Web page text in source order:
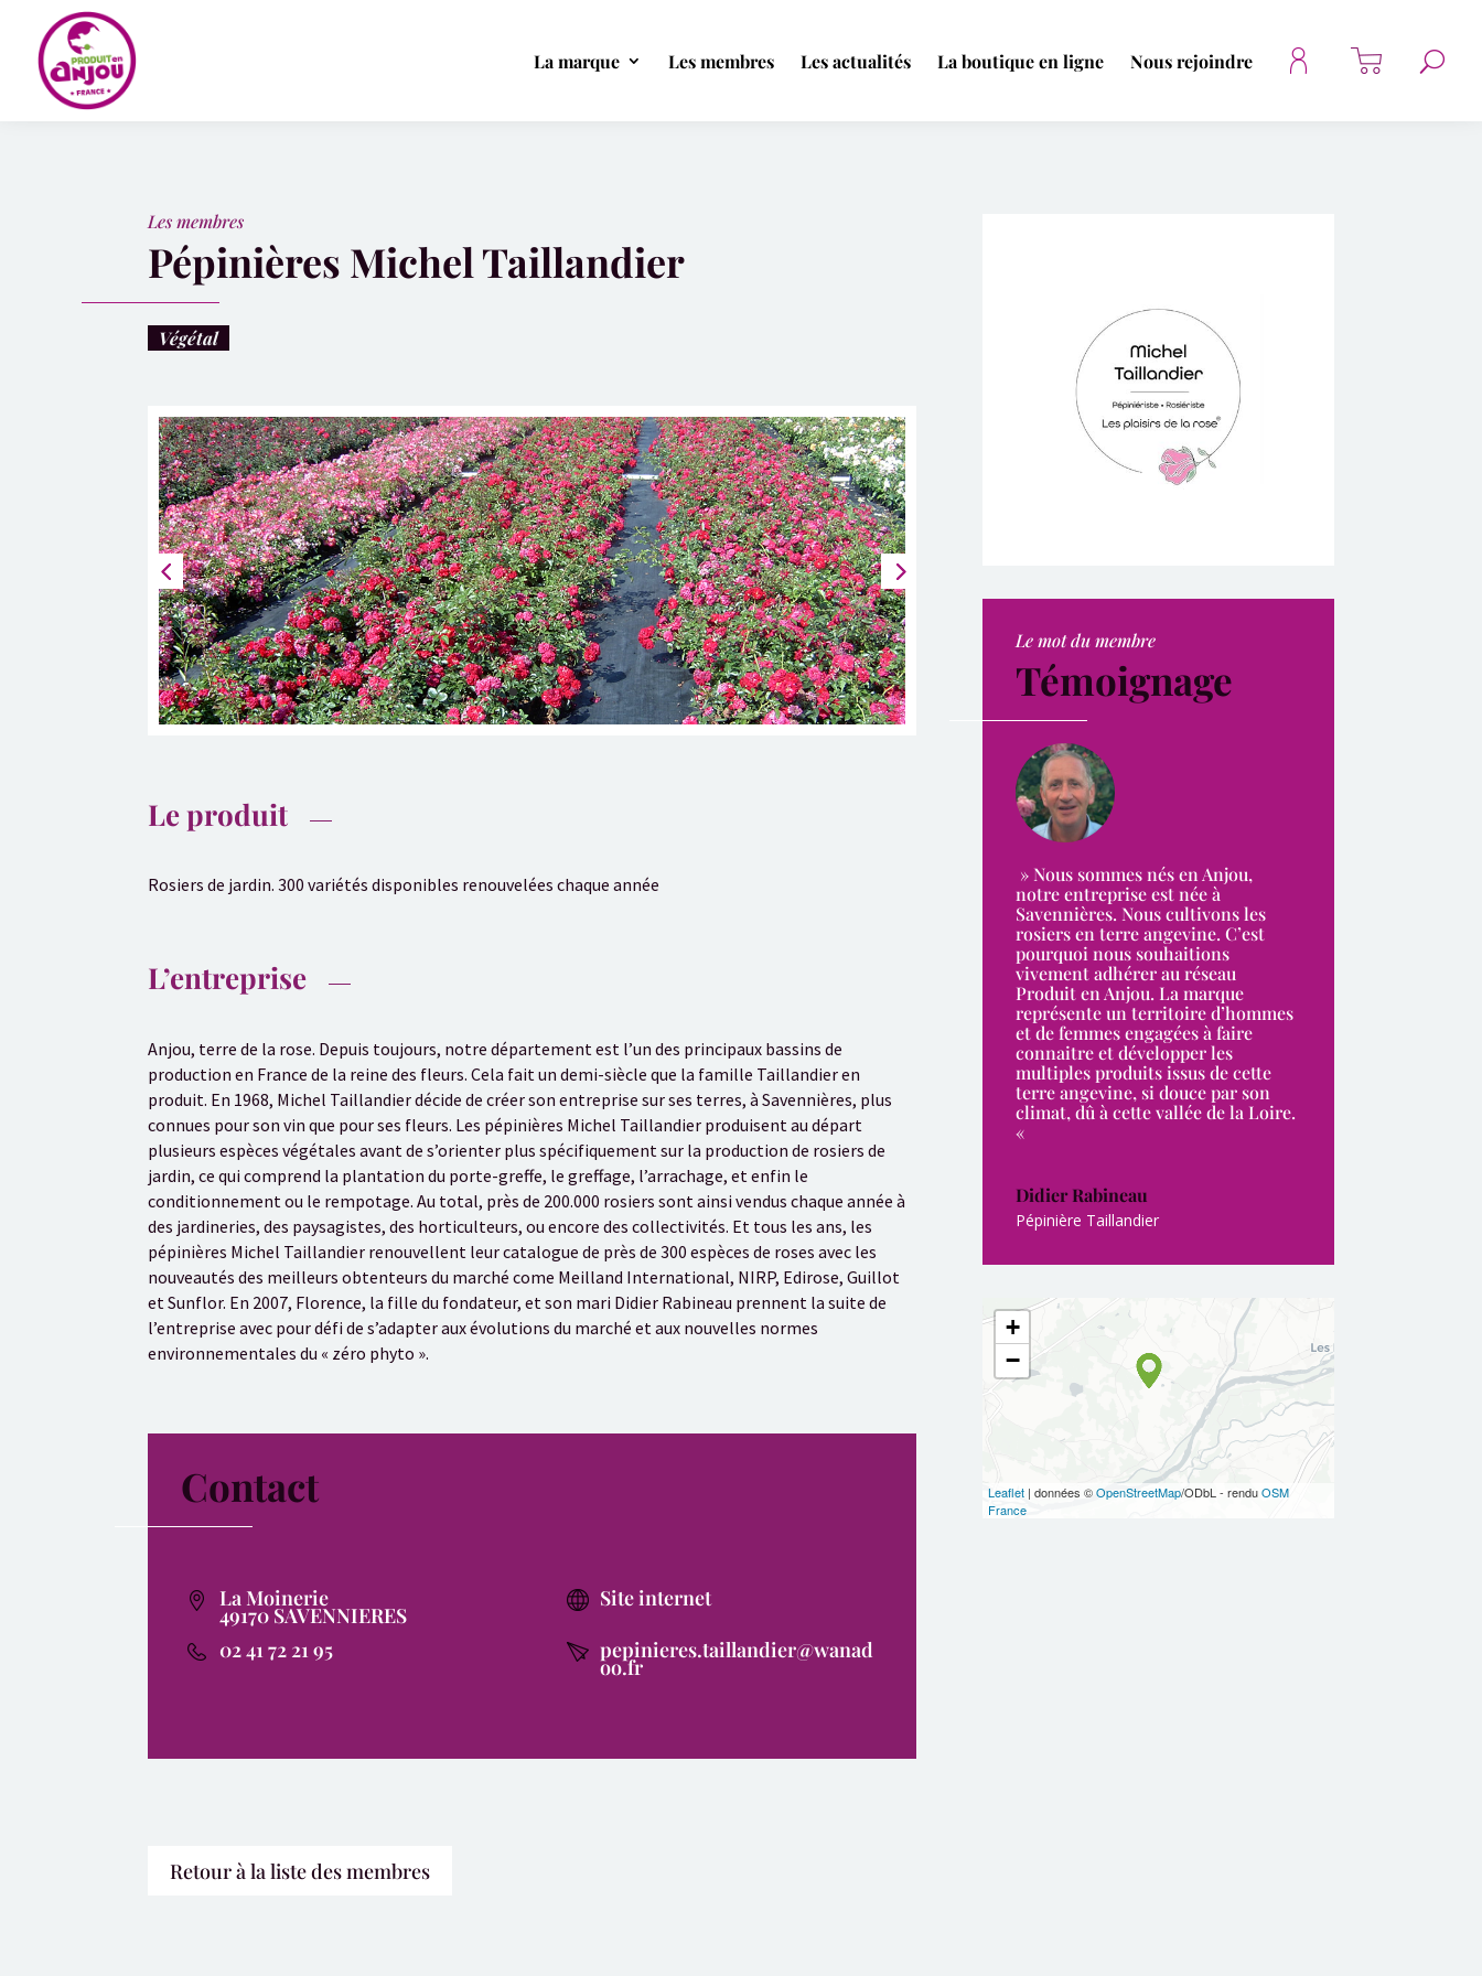
La marque Les membres Les actualités La boutique en ligne Nous rejoindre
Les membres
Pépinières Michel Taillandier
Végétal
Le produit
Rosiers de jardin. 300 variétés disponibles renouvelées chaque année
L’entreprise
Anjou, terre de la rose. Depuis toujours, notre département est l’un des principaux bassins de
production en France de la reine des fleurs. Cela fait un demi-siècle que la famille Taillandier en
produit. En 1968, Michel Taillandier décide de créer son entreprise sur ses terres, à Savennières, plus
connues pour son vin que pour ses fleurs. Les pépinières Michel Taillandier produisent au départ
plusieurs espèces végétales avant de s’orienter plus spécifiquement sur la production de rosiers de
jardin, ce qui comprend la plantation du porte-greffe, le greffage, l’arrachage, et enfin le
conditionnement ou le rempotage. Au total, près de 200.000 rosiers sont ainsi vendus chaque année à
des jardineries, des paysagistes, des horticulteurs, ou encore des collectivités. Et tous les ans, les
pépinières Michel Taillandier renouvellent leur catalogue de près de 300 espèces de roses avec les
nouveautés des meilleurs obtenteurs du marché come Meilland International, NIRP, Edirose, Guillot
et Sunflor. En 2007, Florence, la fille du fondateur, et son mari Didier Rabineau prennent la suite de
l’entreprise avec pour défi de s’adapter aux évolutions du marché et aux nouvelles normes
environnementales du « zéro phyto ».
Contact
La Moinerie
49170 SAVENNIERES
Site internet
02 41 72 21 95
pepinieres.taillandier@wanad
oo.fr
Retour à la liste des membres
Le mot du membre
Témoignage
» Nous sommes nés en Anjou,
notre entreprise est née à
Savennières. Nous cultivons les
rosiers en terre angevine. C’est
pourquoi nous souhaitions
vivement adhérer au réseau
Produit en Anjou. La marque
représente un territoire d’hommes
et de femmes engagées à faire
connaitre et développer les
multiples produits issus de cette
terre angevine, si douce par son
climat, dû à cette vallée de la Loire.
«
Didier Rabineau
Pépinière Taillandier
+
−
Leaflet| données ©OpenStreetMap/ODbL - renduOSM
France
Panneau de gestion des cookies